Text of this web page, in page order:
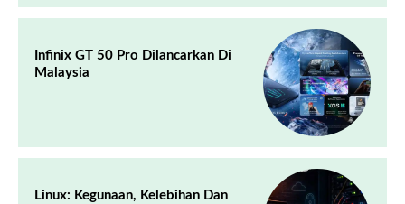
Infinix GT 50 Pro Dilancarkan Di
Malaysia
Linux: Kegunaan, Kelebihan Dan